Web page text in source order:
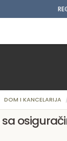
DOM I KANCELARIJA